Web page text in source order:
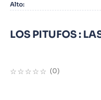
Alto:
LOS PITUFOS :
☆☆☆☆☆ (0)
7. Iliada